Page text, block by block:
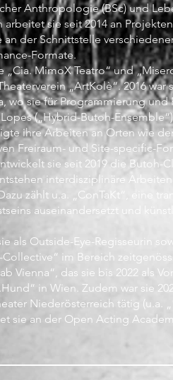
Anthropologie (BSc) und
sie seit 2014 an
der Schnittstelle
Formate.
MimoX Teatro“ und
„ArtKolè“. 2016
wo sie für Programmierung
(„Hybrid-Butoh-
ihre Arbeiten an Orten wie
Freiraum- und Site-specific-
sie seit 2019 die Butoh-
interdisziplinäre
zählt u.a. „ConTaKt“, eine
auseinandersetzt und
als Outside-Eye-Regisseurin
im Bereich
Vienna“, das sie bis 2022 als
in Wien. Zudem war sie
Niederösterreich tätig (u.a.
sie an der Open Acting